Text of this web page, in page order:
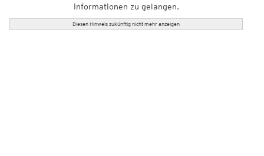
Informationen zu gelangen.
Diesen Hinweis zukünftig nicht mehr anzeigen